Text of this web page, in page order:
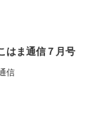
はま通信７月号
信